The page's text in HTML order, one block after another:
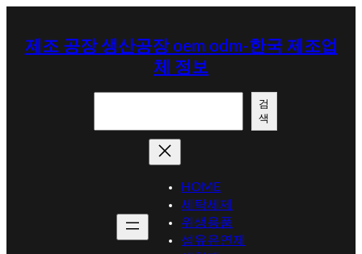
제조 공장 생산공장 oem odm-한국 제조업
체 정보
검
색
HOME
세탁세제
위생용품
섬유유연제